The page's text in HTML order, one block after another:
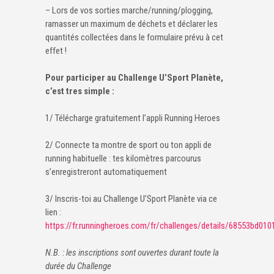
– Lors de vos sorties marche/running/plogging,
ramasser un maximum de déchets et déclarer les
quantités collectées dans le formulaire prévu à cet
effet !
Pour participer au Challenge U’Sport Planète,
c’est tres simple :
1/ Télécharge gratuitement l’appli Running Heroes
2/ Connecte ta montre de sport ou ton appli de
running habituelle : tes kilomètres parcourus
s’enregistreront automatiquement
3/ Inscris-toi au Challenge U’Sport Planète via ce
lien :
https://fr.runningheroes.com/fr/challenges/details/
N.B. : les inscriptions sont ouvertes durant toute la
durée du Challenge